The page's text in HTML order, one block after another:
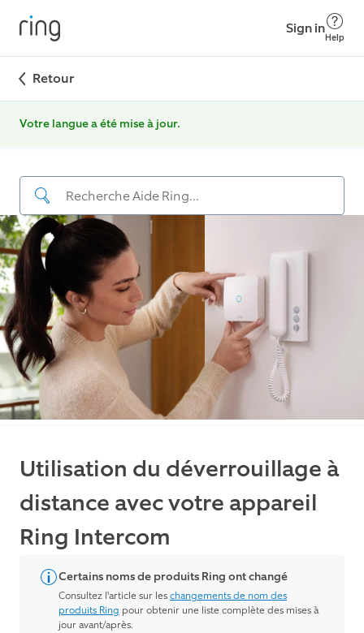
Sign in
Help
Retour
Votre langue a été mise à jour.
Utilisation du déverrouillage à
distance avec votre appareil
Ring Intercom
Certains noms de produits Ring ont changé
Consultez l'article sur leschangements de nom des
produits Ring pour obtenir une liste complète des mises à
jour avant/après.